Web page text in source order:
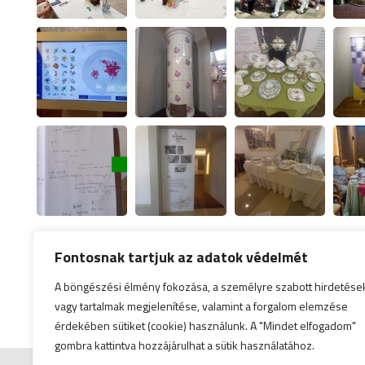
Fontosnak tartjuk az adatok védelmét
A böngészési élmény fokozása, a személyre szabott
vagy tartalmak megjelenítése, valamint a forgalom elemzése
érdekében sütiket (cookie) használunk. A "Mindet elfogadom"
gombra kattintva hozzájárulhat a sütik használatához.